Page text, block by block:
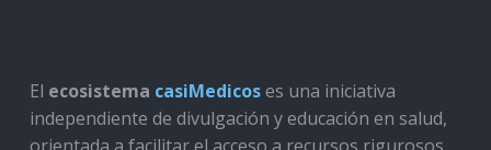
El ecosistema casiMedicoses una iniciativa
independiente de divulgación y educación en salud,